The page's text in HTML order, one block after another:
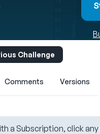
Challenge
Comments Versions
a Subscription, click